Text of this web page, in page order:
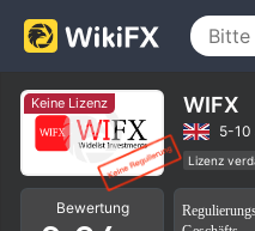
Keine Lizenz WIFX
5-10
Lizenz
Hohes
Bewertung
0
1
2
3
4
5